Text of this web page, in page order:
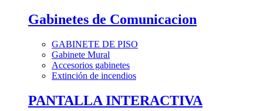
Gabinetes de Comunicacion
GABINETE DE PISO
Gabinete Mural
Accesorios gabinetes
Extinción de incendios
PANTALLA INTERACTIVA